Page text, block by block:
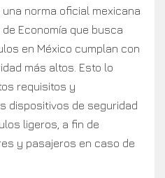
norma oficial mexicana
Economía que busca
en México cumplan con
más altos. Esto lo
requisitos y
dispositivos de seguridad
ligeros, a fin de
y pasajeros en caso de